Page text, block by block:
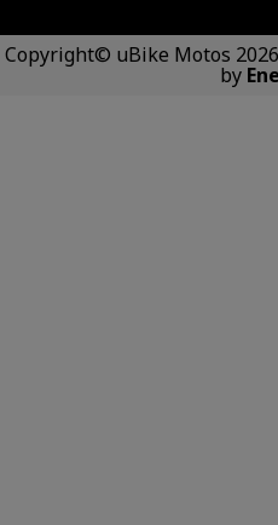
Copyright© uBike Motos 2026
by